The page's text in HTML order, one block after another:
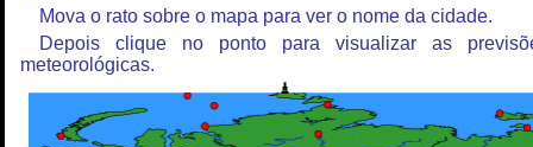
Mova o rato sobre o mapa para ver o nome da cidade.
Depois clique no ponto para visualizar as
meteorológicas.